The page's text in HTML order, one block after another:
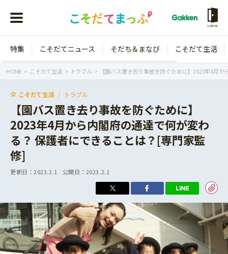
LOGIN
年齢から探す
2歳
年長
小学1年生
小学2年生
小学3年生
小学4年生
小学5年生
小学6年生
特集
こそだてニュース
イベント
ニュース
そだち＆まなび
ワーク・ドリル
こそだて生活
特集 こそだてニュース そだち＆まなび こそだて生活
HOME こそだて生活 トラブル 【園バス置き去り事故を防ぐために】2023年4月
こそだて生活 トラブル
【園バス置き去り事故を防ぐために】
2023年4月から内閣府の通達で何が変わ
る？ 保護者にできることは？[専門家監
修]
更新日：2023.2.1 公開日： 2023.2.1